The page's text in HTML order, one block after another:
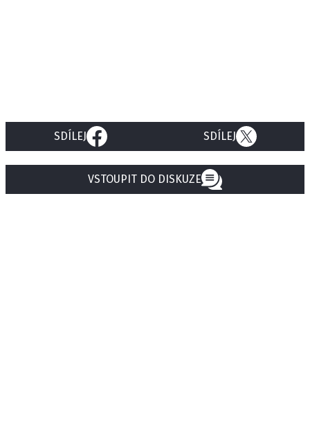
SDÍLEJ SDÍLEJ
VSTOUPIT DO DISKUZE